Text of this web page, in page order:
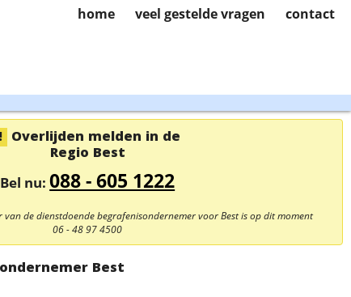
Overlijden melden in de
Regio Best
Bel nu:088 - 605 1222
de dienstdoende begrafenisondernemer voor Best is op dit moment
06 - 48 97 4500
Best
contact
veel gestelde vragen
home